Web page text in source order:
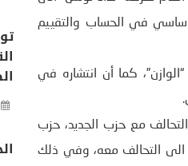
في الحساب والتقييم
كما أن انتشاره في
مع حزب الجديد، حزب
الى التحالف معه، وفي ذلك